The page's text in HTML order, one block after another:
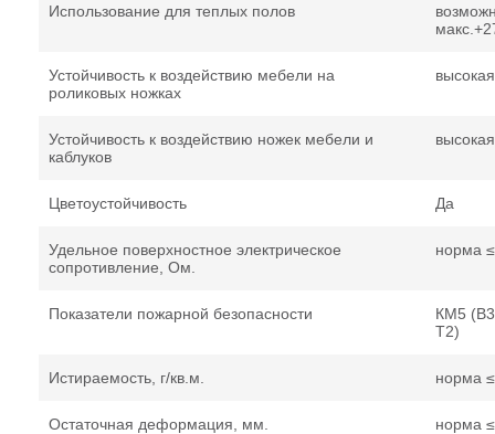
Использование для теплых полов
Устойчивость к воздействию мебели на
роликовых ножках
высокая
Устойчивость к воздействию ножек мебели и
каблуков
высокая
Цветоустойчивость Да
Удельное поверхностное электрическое
сопротивление, Ом.
норма
Показатели пожарной безопасности
КМ5
Т2)
Истираемость, г/кв.м. норма
Остаточная деформация, мм. норма